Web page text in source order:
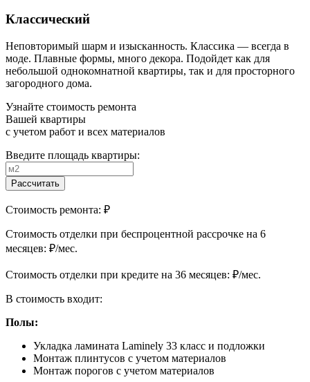
Классический
Неповторимый шарм и изысканность. Классика — всегда в
моде. Плавные формы, много декора. Подойдет как для
небольшой однокомнатной квартиры, так и для просторного
загородного дома.
Узнайте стоимость ремонта
Вашей квартиры
с учетом работ и всех материалов
Введите площадь квартиры:
Рассчитать
Стоимость ремонта: ₽
Cтоимость отделки при беспроцентной рассрочке на 6
месяцев: ₽/мес.
Cтоимость отделки при кредите на 36 месяцев: ₽/мес.
В стоимость входит:
Полы:
Укладка ламината Laminely 33 класс и подложки
Монтаж плинтусов с учетом материалов
Монтаж порогов с учетом материалов